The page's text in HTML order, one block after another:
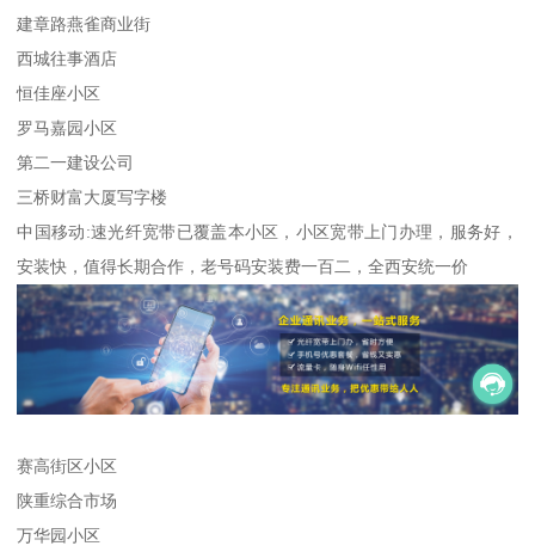
建章路燕雀商业街
西城往事酒店
恒佳座小区
罗马嘉园小区
第二一建设公司
三桥财富大厦写字楼
中国移动:速光纤宽带已覆盖本小区，小区宽带上门办理，服务好，
安装快，值得长期合作，老号码安装费一百二，全西安统一价
赛高街区小区
陕重综合市场
万华园小区